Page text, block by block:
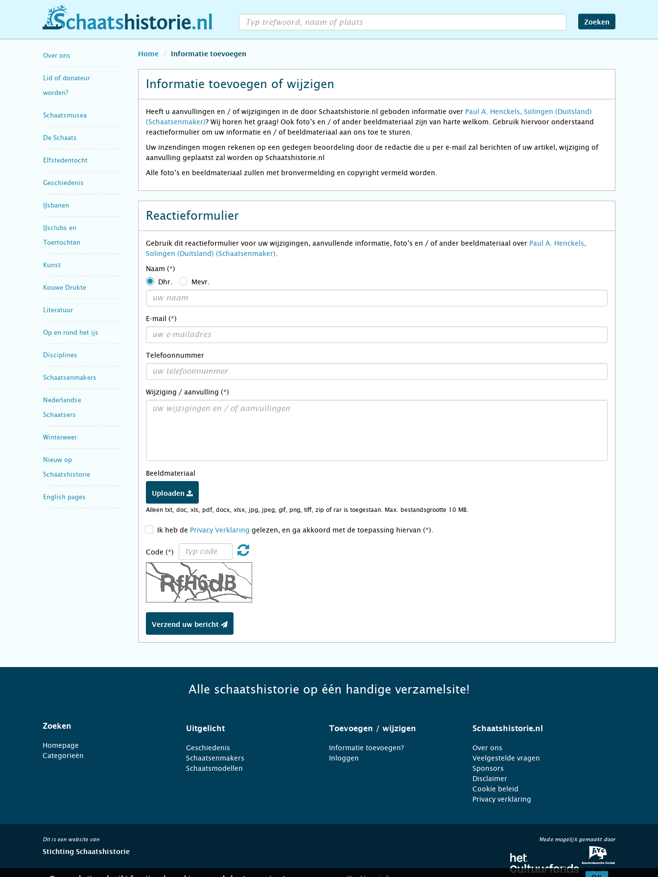
schaatshistorie.nl Zoeken
Over ons
Lid of donateur
worden?
Schaatsmusea
De Schaats
Elfstedentocht
Geschiedenis
IJsbanen
IJsclubs en
Toertochten
Kunst
Kouwe Drukte
Literatuur
Op en rond het ijs
Disciplines
Schaatsenmakers
Nederlandse
Schaatsers
Winterweer
Nieuw op
Schaatshistorie
English pages
Home Informatie toevoegen
Informatie toevoegen of wijzigen
Heeft u aanvullingen en / of wijzigingen in de door Schaatshistorie.nl geboden informatie over Paul A. Henckels, Solingen (Duitsland)
(Schaatsenmaker)? Wij horen het graag! Ook foto’s en / of ander beeldmateriaal zijn van harte welkom. Gebruik hiervoor onderstaand
reactieformulier om uw informatie en / of beeldmateriaal aan ons toe te sturen.
Uw inzendingen mogen rekenen op een gedegen beoordeling door de redactie die u per e-mail zal berichten of uw artikel, wijziging of
aanvulling geplaatst zal worden op Schaatshistorie.nl
Alle foto’s en beeldmateriaal zullen met bronvermelding en copyright vermeld worden.
Reactieformulier
Gebruik dit reactieformulier voor uw wijzigingen, aanvullende informatie, foto’s en / of ander beeldmateriaal over Paul A. Henckels,
Solingen (Duitsland) (Schaatsenmaker)
Naam (*)
Dhr.
Mevr.
E-mail (*)
Telefoonnummer
Wijziging / aanvulling (*)
Beeldmateriaal
Uploaden
Alleen txt, doc, xls, pdf, docx, xlsx, jpg, jpeg, gif, png, tiff, zip of rar is toegestaan. Max. bestandsgrootte 10 MB.
Ik heb de Privacy Verklaring gelezen, en ga akkoord met de toepassing hiervan (*).
Code (*)
Verzend uw bericht
Alle schaatshistorie op één handige verzamelsite!
Zoeken
Homepage
Categorieën
Uitgelicht
Geschiedenis
Schaatsenmakers
Schaatsmodellen
Toevoegen / wijzigen
Informatie toevoegen?
Inloggen
Schaatshistorie.nl
Over ons
Veelgestelde vragen
Sponsors
Disclaimer
Cookie beleid
Privacy verklaring
Dit is een website van
Stichting Schaatshistorie
Mede mogelijk gemaakt door